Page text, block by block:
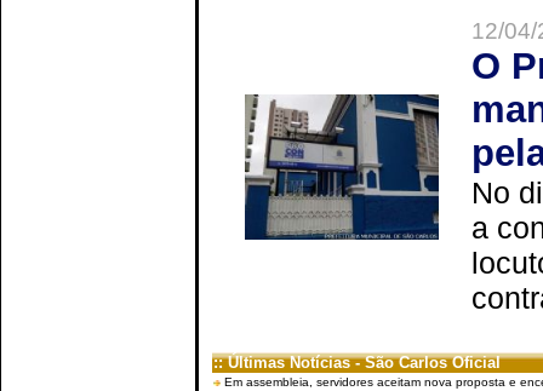
12/
O
No
a
:: Últimas Notícias - São Carlos Oficial
Em assembleia, servidores aceitam nova proposta e